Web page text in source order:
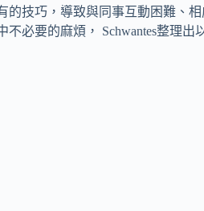
的技巧，導致與同事互動困難、
必要的麻煩， Schwantes整理出